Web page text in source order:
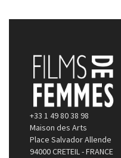
+33 1 49 80 38 98
Maison des Arts
Place Salvador Allende
94000 CRETEIL - FRANCE